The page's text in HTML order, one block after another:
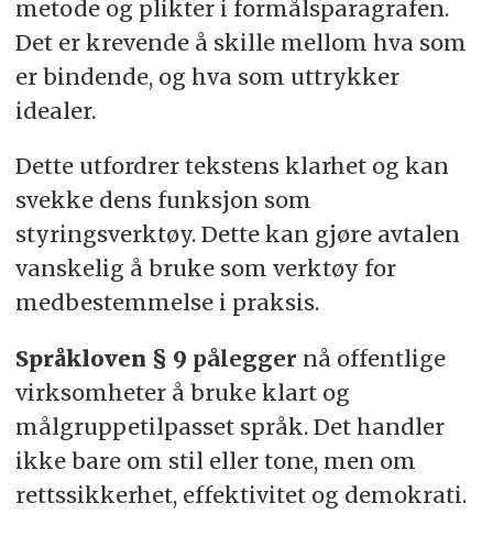
metode og plikter i formålsparagrafen.
Det er krevende å skille mellom hva som
er bindende, og hva som uttrykker
idealer.
Dette utfordrer tekstens klarhet og kan
svekke dens funksjon som
styringsverktøy. Dette kan gjøre avtalen
vanskelig å bruke som verktøy for
medbestemmelse i praksis.
Språkloven § 9 pålegger nå offentlige
virksomheter å bruke klart og
målgruppetilpasset språk. Det handler
ikke bare om stil eller tone, men om
rettssikkerhet, effektivitet og demokrati.